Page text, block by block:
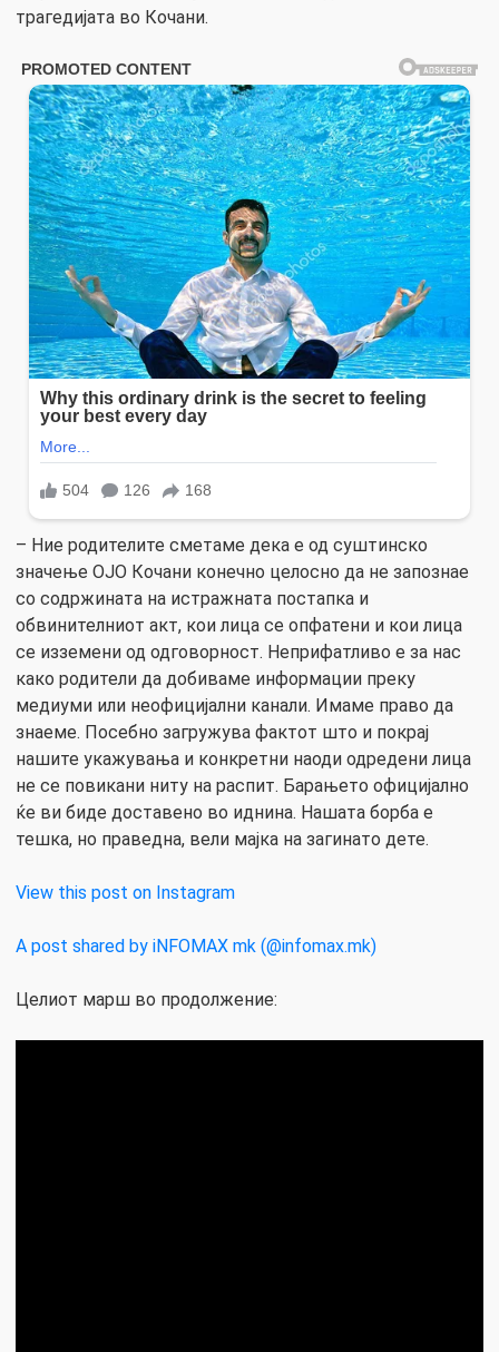
трагедијата во Кочани.
– Ние родителите сметаме дека е од суштинско
значење ОЈО Кочани конечно целосно да не запознае
со содржината на истражната постапка и
обвинителниот акт, кои лица се опфатени и кои лица
се изземени од одговорност. Неприфатливо е за нас
како родители да добиваме информации преку
медиуми или неофицијални канали. Имаме право да
знаеме. Посебно загружува фактот што и покрај
нашите укажувања и конкретни наоди одредени лица
не се повикани ниту на распит. Барањето официјално
ќе ви биде доставено во иднина. Нашата борба е
тешка, но праведна, вели мајка на загинато дете.
View this post on Instagram
A post shared by iNFOMAX mk (@infomax.mk)
Целиот марш во продолжение: